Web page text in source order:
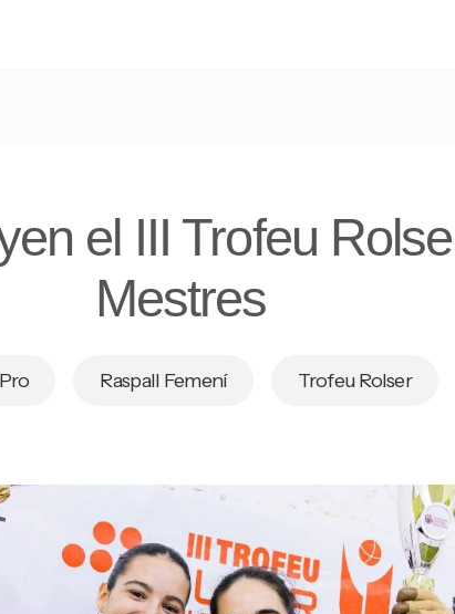
el III Trofeu
Mestres
Raspall Femení Trofeu Rolser